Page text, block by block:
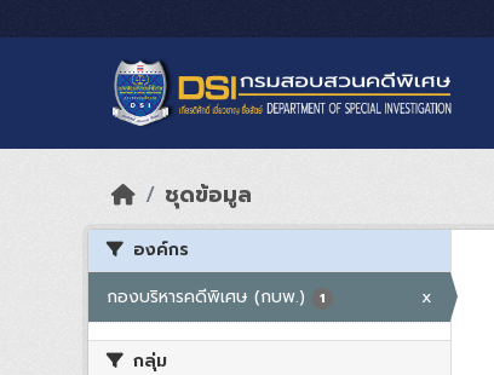
ชุดข้อมูล
องค์กร
กองบริหารคดีพิเศษ (กบพ.)
1 x
กลุ่ม